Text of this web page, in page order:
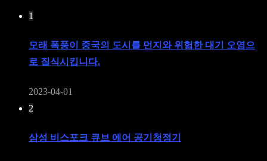
1
모래 폭풍이 중국의 도시를 먼지와 위험한 대기 오염으
로 질식시킵니다.
2023-04-01
2
삼성 비스포크 큐브 에어 공기청정기